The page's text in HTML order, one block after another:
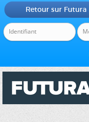
Retour sur Futura